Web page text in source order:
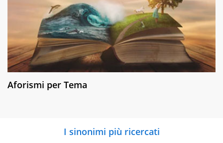
Aforismi per Tema
I sinonimi più ricercati